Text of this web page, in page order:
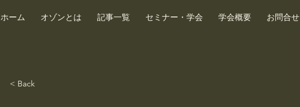
ホーム オゾンとは 記事一覧 セミナー・学会 学会概要 お問合せ
< Back